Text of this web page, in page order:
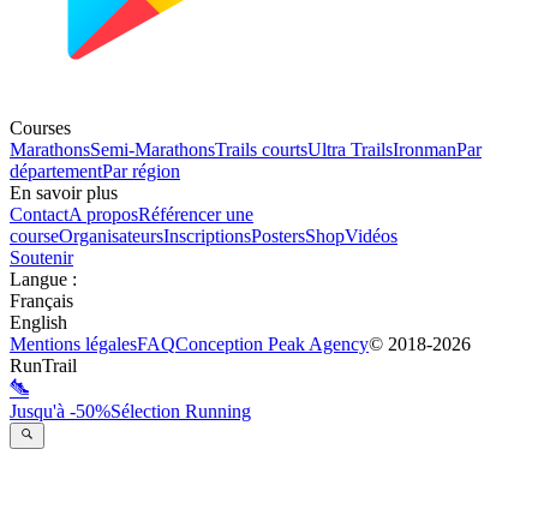
Courses
MarathonsSemi-MarathonsTrails courtsUltra TrailsIronmanPar
départementPar région
En savoir plus
ContactA proposRéférencer une
courseOrganisateursInscriptionsPostersShopVidéos
Soutenir
Langue :
Français
English
Mentions légalesFAQConception Peak Agency© 2018-2026
RunTrail
Jusqu'à -50%Sélection Running